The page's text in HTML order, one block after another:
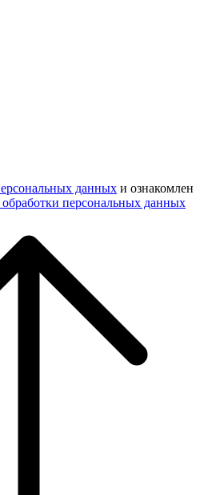
данных и ознакомлен
персональных данных